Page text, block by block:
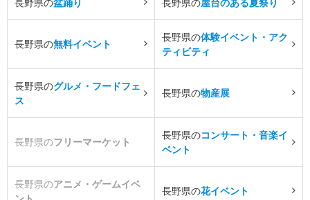
長野県の無料イベント
長野県の体験イベント・アク
ティビティ
長野県のグルメ・フードフェ
ス
長野県の物産展
長野県のフリーマーケット
長野県のコンサート・音楽イ
ベント
長野県のアニメ・ゲームイベ
長野県の花イベント